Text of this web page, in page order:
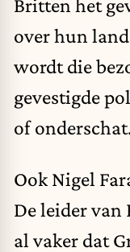
Britten het
over hun
wordt die
gevestigde
of
Ook Nigel
De leider van
al vaker dat